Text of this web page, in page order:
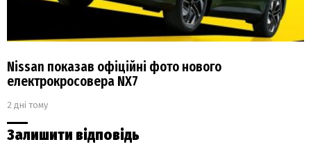
Nissan показав офіційні фото нового
електрокросовера NX7
2 дні тому
Залишити відповідь